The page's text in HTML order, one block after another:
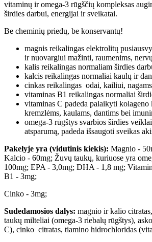
vitaminų ir omega-3 rūgščių kompleksas
širdies darbui, energijai ir sveikatai.
Be cheminių priedų, be konservantų!
magnis reikalingas elektrolitų
ir nuovargiui mažinti, raumenims,
kalis reikalingas normaliam širdies
kalcis reikalingas normaliai kaulų ir
cinkas reikalingas odai, kailiui,
vitaminas B1 reikalingas normaliai
vitaminas C padeda palaikyti
kremzlėms, kaulams, dantims bei
omega-3 rūgštys svarbios širdies
atsparumą, padeda išsaugoti sveikas
Pakelyje yra (vidutinis kiekis): Magnio -
Kalcio - 60mg; Žuvų taukų, kuriuose yra
100mg; EPA - 3,0mg; DHA - 1,8 mg;
B1 - 3mg;
Cinko - 3mg;
Sudedamosios dalys: magnio ir kalio
taukų milteliai (omega-3 riebalų rūgštys),
C), cinko citratas, tiamino hidrochloridas